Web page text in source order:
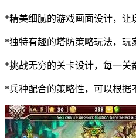
*精美细腻的游戏画面设计，让
*独特有趣的塔防策略玩法，玩
*挑战无穷的关卡设计，每一关
*兵种配合的策略性，可以根据